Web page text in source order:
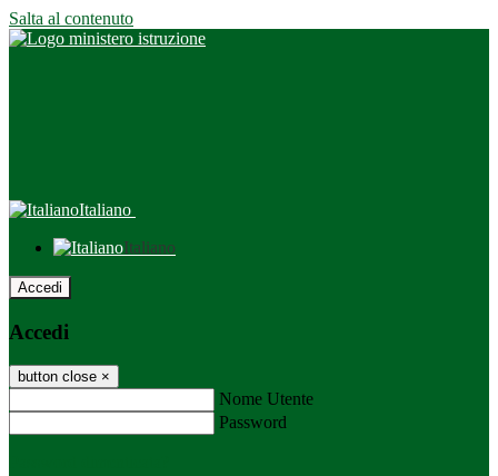
Salta al contenuto
Italiano
Italiano
Accedi
Accedi
button close ×
Nome Utente
Password